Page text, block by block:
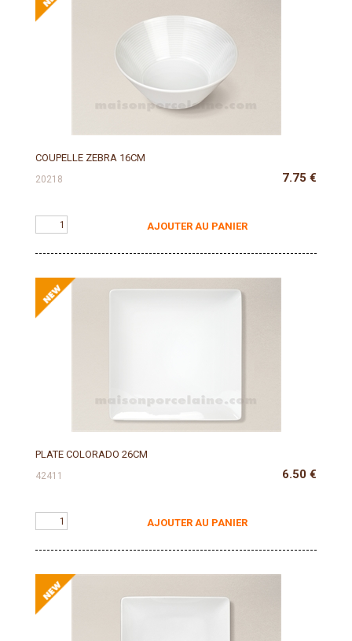
COUPELLE ZEBRA 16CM
20218 7.75 €
AJOUTER AU PANIER
PLATE COLORADO 26CM
42411 6.50 €
AJOUTER AU PANIER